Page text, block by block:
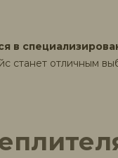
в
станет отличным